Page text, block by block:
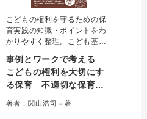
こどもの権利を守るための保
育実践の知識・ポイントをわ
かりやすく整理。こども基本
令をやさしく解説し、「給
食」「午睡」「トイレ」など
の身近な場面を通して、こど
人・園としての取り組みを具
事例とワークで考える
こどもの権利を大切にす
る保育 不適切な保育等
り
著者：関山浩司＝著